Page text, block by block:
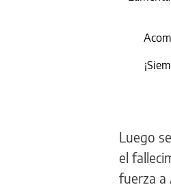
Luego
el
fuerza a